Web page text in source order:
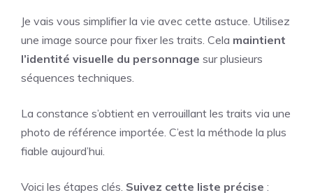
Je vais vous simplifier la vie avec cette astuce. Utilisez
une image source pour fixer les traits. Cela maintient
l’identité visuelle du personnage sur plusieurs
séquences techniques.
La constance s’obtient en verrouillant les traits via une
photo de référence importée. C’est la méthode la plus
fiable aujourd’hui.
Voici les étapes clés. Suivez cette liste précise :